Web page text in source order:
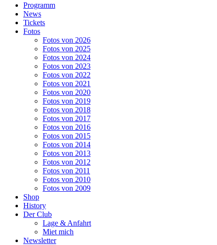
Programm
News
Tickets
Fotos
Fotos von 2026
Fotos von 2025
Fotos von 2024
Fotos von 2023
Fotos von 2022
Fotos von 2021
Fotos von 2020
Fotos von 2019
Fotos von 2018
Fotos von 2017
Fotos von 2016
Fotos von 2015
Fotos von 2014
Fotos von 2013
Fotos von 2012
Fotos von 2011
Fotos von 2010
Fotos von 2009
Shop
History
Der Club
Lage & Anfahrt
Miet mich
Newsletter